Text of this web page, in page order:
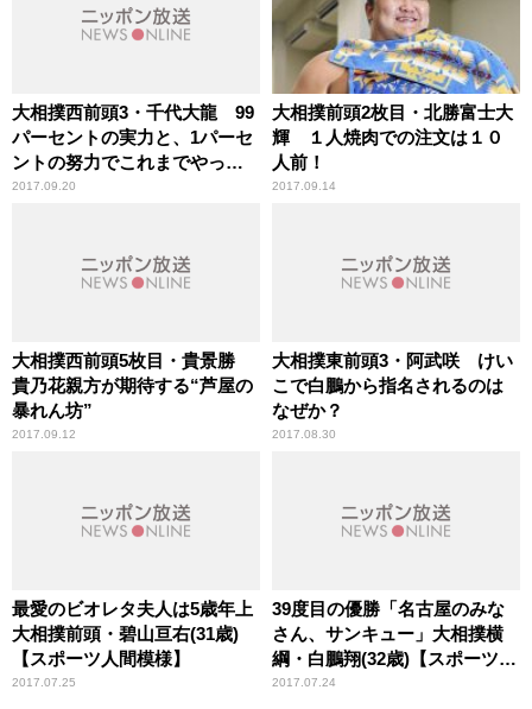
大相撲西前頭3・千代大龍 99
パーセントの実力と、1パーセ
ントの努力でこれまでやって
きた
2017.09.20
大相撲前頭2枚目・北勝富士大
輝 １人焼肉での注文は１０
人前！
2017.09.14
大相撲西前頭5枚目・貴景勝
貴乃花親方が期待する“芦屋の
暴れん坊”
2017.09.12
大相撲東前頭3・阿武咲 けい
こで白鵬から指名されるのは
なぜか？
2017.08.30
最愛のビオレタ夫人は5歳年上
大相撲前頭・碧山亘右(31歳)
【スポーツ人間模様】
2017.07.25
39度目の優勝「名古屋のみな
さん、サンキュー」大相撲横
綱・白鵬翔(32歳)【スポーツ人
間模様】
2017.07.24